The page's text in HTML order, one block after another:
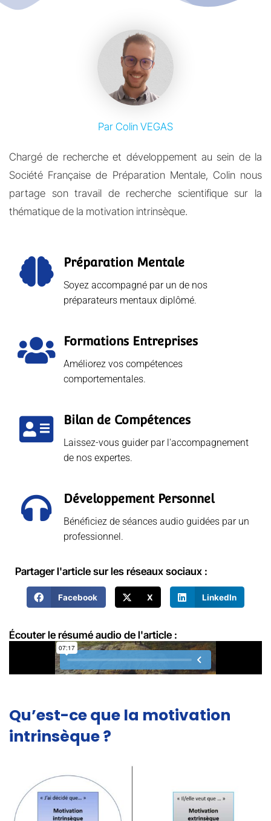
Par Colin VEGAS
Chargé de recherche et développement au sein de la
Société Française de Préparation Mentale, Colin nous
partage son travail de recherche scientifique sur la
thématique de la motivation intrinsèque.
Préparation Mentale
Soyez accompagné par un de nos
préparateurs mentaux diplômé.
Formations Entreprises
Améliorez vos compétences
comportementales.
Bilan de Compétences
Laissez-vous guider par l'accompagnement
de nos expertes.
Développement Personnel
Bénéficiez de séances audio guidées par un
professionnel.
Partager l'article sur les réseaux sociaux :
Facebook X LinkedIn
Écouter le résumé audio de l'article :
Qu’est-ce que la motivation
intrinsèque ?